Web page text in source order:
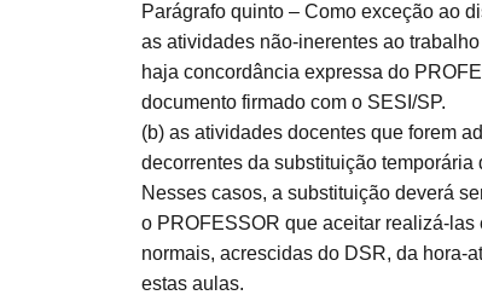
Parágrafo quinto – Como exceção ao
as atividades não-inerentes ao
haja concordância expressa do
documento firmado com o SESI/SP.
(b) as atividades docentes que forem
decorrentes da substituição
Nesses casos, a substituição deverá
o PROFESSOR que aceitar realizá-
normais, acrescidas do DSR, da hora-
estas aulas.